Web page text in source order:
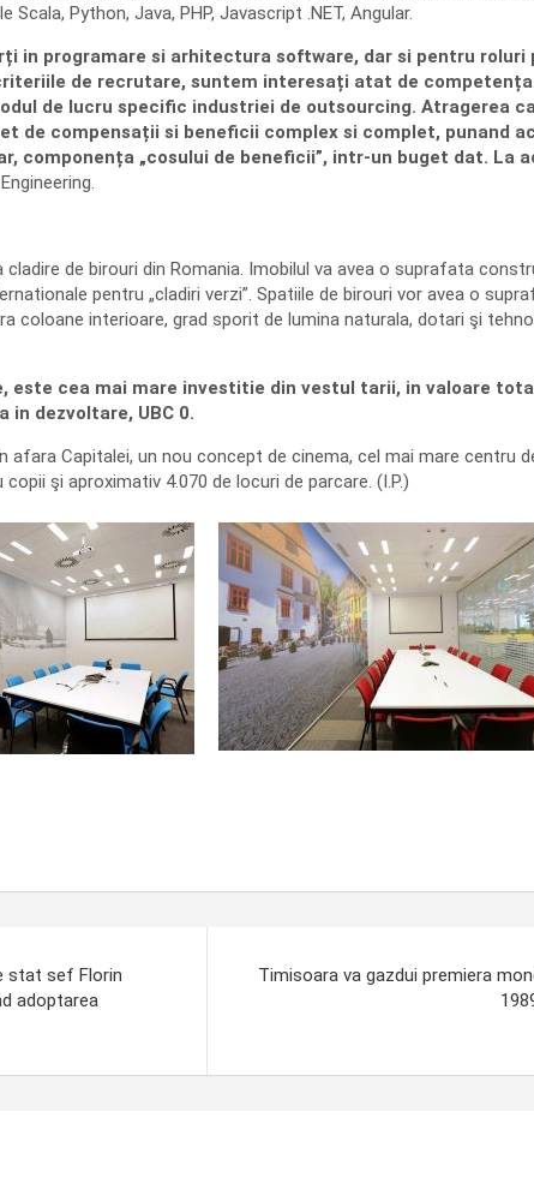
Python, Java, PHP, Javascript .NET, Angular.
in programare si arhitectura software, dar si pentru roluri
de recrutare, suntem interesați atat de
de lucru specific industriei de outsourcing. Atragerea
de compensații si beneficii complex si complet, punand
componența „cosului de beneficii”, intr-un buget dat. La
de birouri din Romania. Imobilul va avea o suprafata
pentru „cladiri verzi”. Spatiile de birouri vor avea o
coloane interioare, grad sporit de lumina naturala, dotari şi
este cea mai mare investitie din vestul tarii, in valoare
in dezvoltare, UBC 0.
Capitalei, un nou concept de cinema, cel mai mare centru
şi aproximativ 4.070 de locuri de parcare. (I.P.)
stat sef Florin
adoptarea
Timisoara va gazdui premiera